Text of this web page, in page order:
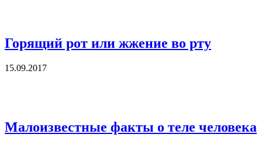
Горящий рот или жжение во рту
15.09.2017
Малоизвестные факты о теле человека